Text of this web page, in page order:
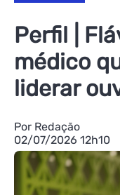
Perfil |
médico
liderar
Por Redação
02/07/2026 12h10